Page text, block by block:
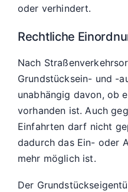
oder verhindert.
Rechtliche
Nach
Grundstücksein- und -
unabhängig davon, ob
vorhanden ist. Auch
Einfahrten darf nicht
dadurch das Ein- oder
mehr möglich ist.
Der